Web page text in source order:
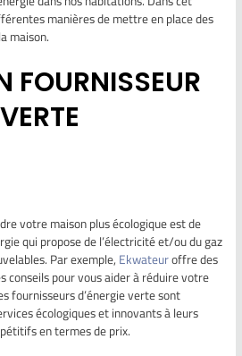
manières de mettre en place des
maison.
FOURNISSEUR
votre maison plus écologique est de
qui propose de l’électricité et/ou du gaz
Par exemple,Ekwateuroffre des
conseils pour vous aider à réduire votre
fournisseurs d’énergie verte sont
écologiques et innovants à leurs
en termes de prix.